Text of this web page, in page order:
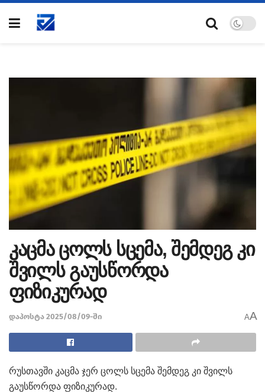
კაცმა ცოლს სცემა, შემდეგ კი
შვილს გაუსწორდა
ფიზიკურად
დაპოსტა 2025/08/09-ში AA
რუსთავში კაცმა ჯერ ცოლს სცემა შემდეგ კი შვილს
გაუსწორდა ფიზიკურად.